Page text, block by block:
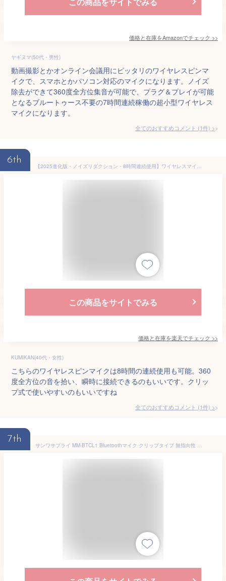
価格と在庫をAmazonでチェック >>
ヤギヌマ(50代・男性)
動画撮影とかオンライン会議用にピッタリのワイヤレスピンマ
イクで、スマホとかパソコン対応のマイクになります。ノイズ
除去ができて360度全方位集音が可能で、プラグ＆プレイが可能
となるブルートゥース不要の7時間連続稼働の超小型ワイヤレス
マイクになります。
全てのおすすめコメント (1件) >
6th
【2025進化版・ノイズリダクション・8時間連続使用】ワイヤレスマイク ピンマイク ワイヤレスピンマイク ライブ配信 瞬時接続 360°全方向性集音 配信マイク クリップ式 スマホ用マイク ミニマイク 防風 全指向性マイク YouTube TikTok Vlog 授業
この商品をサイトでみる
価格と在庫を楽天でチェック >>
KUMIKAN(40代・女性)
こちらのワイヤレスピンマイクは8時間の連続使用も可能。360
度全方位の音を拾い、瞬時に接続できるのもいいです。クリッ
プ式で使いやすいのもいいですね
全てのおすすめコメント (1件) >
7th
サンワサプライ MM-BTCL1 Bluetoothマイク クリップタイプ 無指向性 全指向性 クリップ式マイク ピンマイク Bluetooth ワイヤレス 小型 ワイヤレスマイク Bluetooth マイク iPhone ワイヤレスマイク ワイヤレスマイク コンパクト